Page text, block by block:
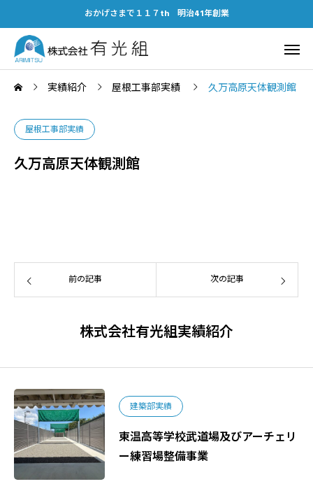
おかげさまで１１７th 明治41年創業
実績紹介 屋根工事部実績 久万高原天体観測館
屋根工事部実績
久万高原天体観測館
前の記事 次の記事
株式会社有光組実績紹介
建築部実績
東温高等学校武道場及びアーチェリ
ー練習場整備事業